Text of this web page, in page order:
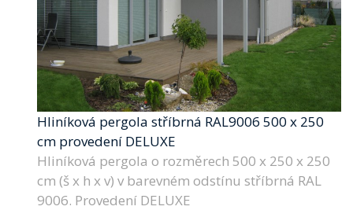
Hliníková pergola stříbrná RAL9006 500 x 250
cm provedení DELUXE
Hliníková pergola o rozměrech 500 x 250 x 250
cm (š x h x v) v barevném odstínu stříbrná RAL
9006. Provedení DELUXE